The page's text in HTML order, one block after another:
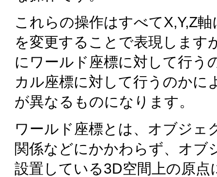
これらの操作はすべてX,Y,Z
を変更することで表現します
にワールド座標に対して行う
カル座標に対して行うのかに
が異なるものになります。
ワールド座標とは、オブジェ
関係などにかかわらず、オブ
設置している3D空間上の原点